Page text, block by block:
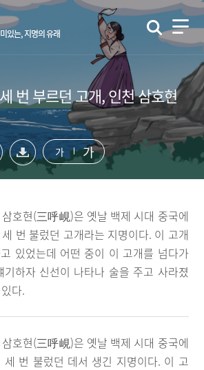
있는, 지명의 유래
번 부르던 고개, 인천 삼호현
가 가
호현(三呼峴)은 옛날 백제 시대 중국에
번 불렀던 고개라는 지명이다. 이 고개
있었는데 어떤 중이 이 고개를 넘다가
하자 신선이 나타나 술을 주고 사라졌
다.
호현(三呼峴)은 옛날 백제 시대 중국에
세 번 불렀던 데서 생긴 지명이다. 이 고